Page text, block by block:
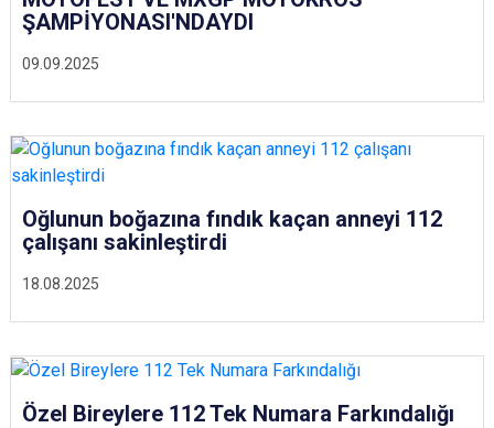
09.09.2025
ŞAMPİYONASI'NDAYDI
18.08.2025
Oğlunun boğazına fındık kaçan anneyi 112
çalışanı sakinleştirdi
Özel Bireylere 112 Tek Numara Farkındalığı